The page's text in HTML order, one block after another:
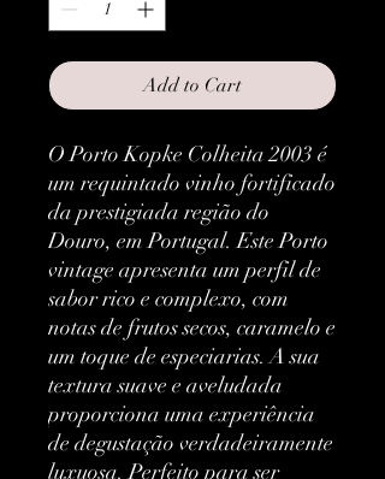
Add to Cart
O Porto Kopke Colheita 2003 é
um requintado vinho fortificado
da prestigiada região do
Douro, em Portugal. Este Porto
vintage apresenta um perfil de
sabor rico e complexo, com
notas de frutos secos, caramelo e
um toque de especiarias. A sua
textura suave e aveludada
proporciona uma experiência
de degustação verdadeiramente
luxuosa. Perfeito para ser